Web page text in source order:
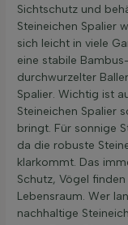
Sichtschutz und
Steineichen Spalier
sich leicht in viele
eine stabile
durchwurzelter
Spalier. Wichtig ist
Steineichen Spalier
bringt. Für sonnige
da die robuste
klarkommt. Das
Schutz, Vögel
Lebensraum. Wer
nachhaltige